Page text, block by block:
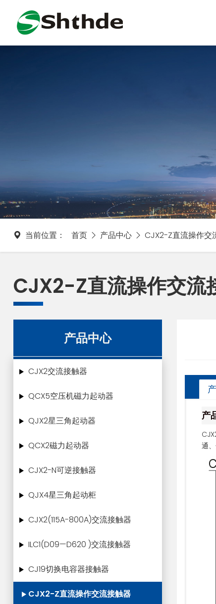
当前位置： 首页 产品中心 CJX2-Z直流操作交
CJX2-Z直流操作交流
产品中心
CJX2交流接触器
QCX5空压机磁力起动器
QJX2星三角起动器
QCX2磁力起动器
CJX2-N可逆接触器
QJX4星三角起动柜
CJX2(115A-800A)交流接触器
ILC1(D09—D620 )交流接触器
CJ19切换电容器接触器
CJX2-Z直流操作交流接触器
产
通